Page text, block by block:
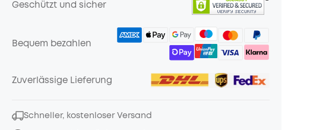
Geschützt und sicher
Bequem bezahlen
Zuverlässige Lieferung
Schneller, kostenloser Versand